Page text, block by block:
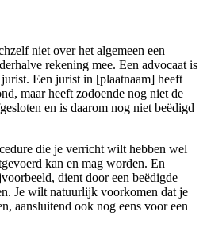
niet over het algemeen een
rekening mee. Een advocaat is
Een jurist in [plaatnaam] heeft
maar heeft zodoende nog niet de
en is daarom nog niet beëdigd
die je verricht wilt hebben wel
kan en mag worden. En
dient door een beëdigde
Je wilt natuurlijk voorkomen dat je
aansluitend ook nog eens voor een